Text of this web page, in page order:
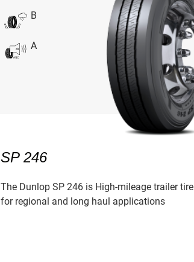
B
A
SP 246
The Dunlop SP 246 is High-mileage trailer tire
for regional and long haul applications